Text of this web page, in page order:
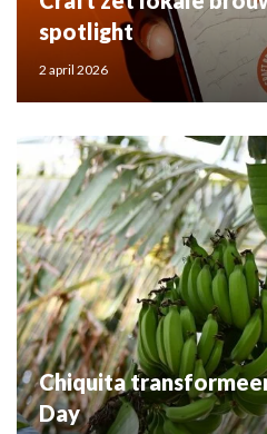
spotlight
2 april 2026
Chiquita
Day